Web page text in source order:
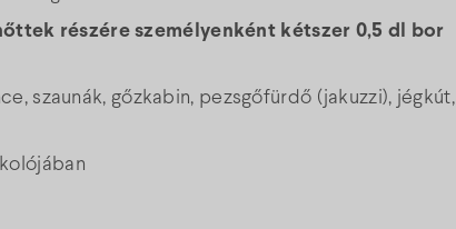
részére személyenként kétszer 0,5 dl bor
szaunák, gőzkabin, pezsgőfürdő (jakuzzi), jégkút,